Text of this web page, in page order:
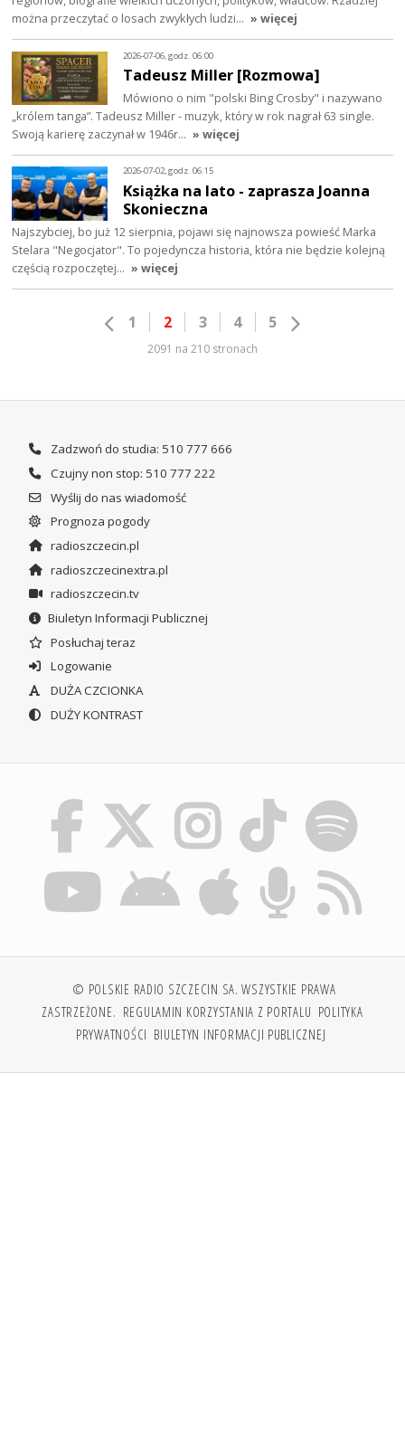
można przeczytać o losach zwykłych ludzi… » więcej
2026-07-06, godz. 06:00
Tadeusz Miller [Rozmowa]
Mówiono o nim "polski Bing Crosby" i nazywano
„królem tanga”. Tadeusz Miller - muzyk, który w rok nagrał 63 single.
Swoją karierę zaczynał w 1946r… » więcej
2026-07-02, godz. 06:15
Książka na lato - zaprasza Joanna
Skonieczna
Najszybciej, bo już 12 sierpnia, pojawi się najnowsza powieść Marka
Stelara "Negocjator". To pojedyncza historia, która nie będzie kolejną
częścią rozpoczętej… » więcej
1 2 3 4 5
2091 na 210 stronach
Zadzwoń do studia: 510 777 666
Czujny non stop: 510 777 222
Wyślij do nas wiadomość
Prognoza pogody
radioszczecin.pl
radioszczecinextra.pl
radioszczecin.tv
Biuletyn Informacji Publicznej
Posłuchaj teraz
Logowanie
DUŻA CZCIONKA
DUŻY KONTRAST
© POLSKIE RADIO SZCZECIN SA. WSZYSTKIE PRAWA
ZASTRZEŻONE. REGULAMIN KORZYSTANIA Z PORTALU POLITYKA
PRYWATNOŚCI BIULETYN INFORMACJI PUBLICZNEJ